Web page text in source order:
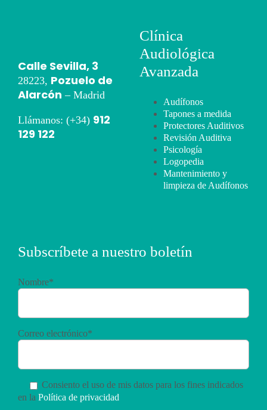
Calle Sevilla, 3
28223, Pozuelo de
Alarcón – Madrid
Llámanos: (+34) 912
129 122
Clínica
Audiológica
Avanzada
Audífonos
Tapones a medida
Protectores Auditivos
Revisión Auditiva
Psicología
Logopedia
Mantenimiento y
limpieza de Audífonos
Subscríbete a nuestro boletín
Nombre*
Correo electrónico*
Consiento el uso de mis datos para los fines indicados
en la Política de privacidad